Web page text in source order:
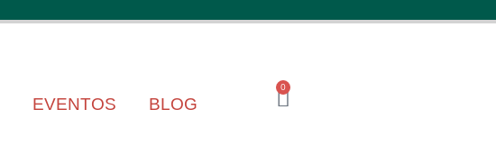
EVENTOS BLOG
0